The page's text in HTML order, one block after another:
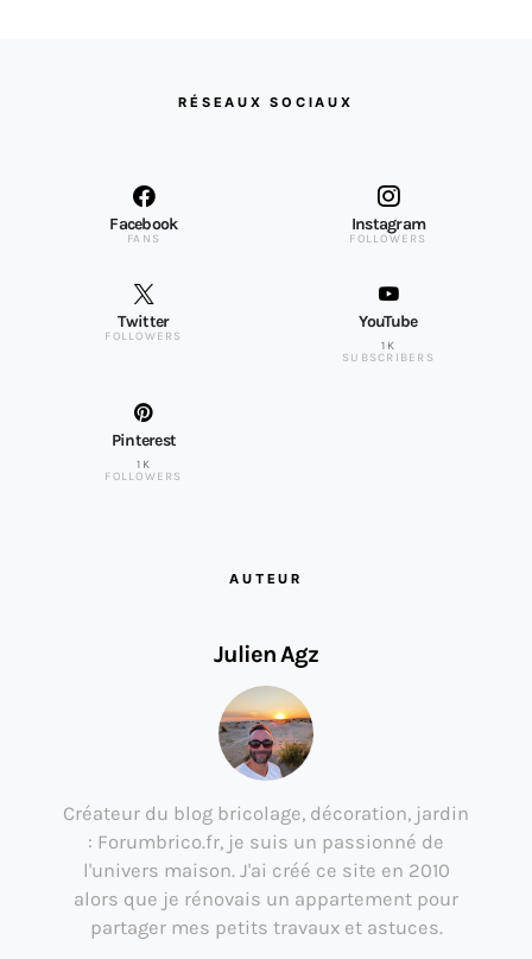
RÉSEAUX SOCIAUX
Facebook
FANS
Instagram
FOLLOWERS
Twitter
FOLLOWERS
YouTube
1K
SUBSCRIBERS
Pinterest
1K
FOLLOWERS
AUTEUR
Julien Agz
Créateur du blog bricolage, décoration, jardin
: Forumbrico.fr, je suis un passionné de
l'univers maison. J'ai créé ce site en 2010
alors que je rénovais un appartement pour
partager mes petits travaux et astuces.